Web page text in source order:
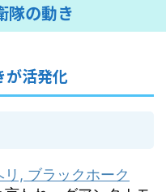
隊の動き
が活発化
リ, ブラックホーク